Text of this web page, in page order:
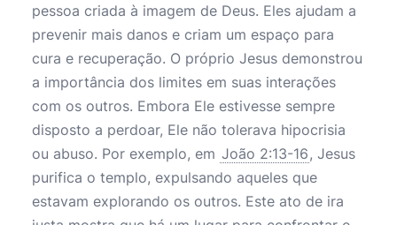
pessoa criada à imagem de Deus. Eles ajudam a
prevenir mais danos e criam um espaço para
cura e recuperação. O próprio Jesus demonstrou
a importância dos limites em suas interações
com os outros. Embora Ele estivesse sempre
disposto a perdoar, Ele não tolerava hipocrisia
ou abuso. Por exemplo, em João 2:13-16, Jesus
purifica o templo, expulsando aqueles que
estavam explorando os outros. Este ato de ira